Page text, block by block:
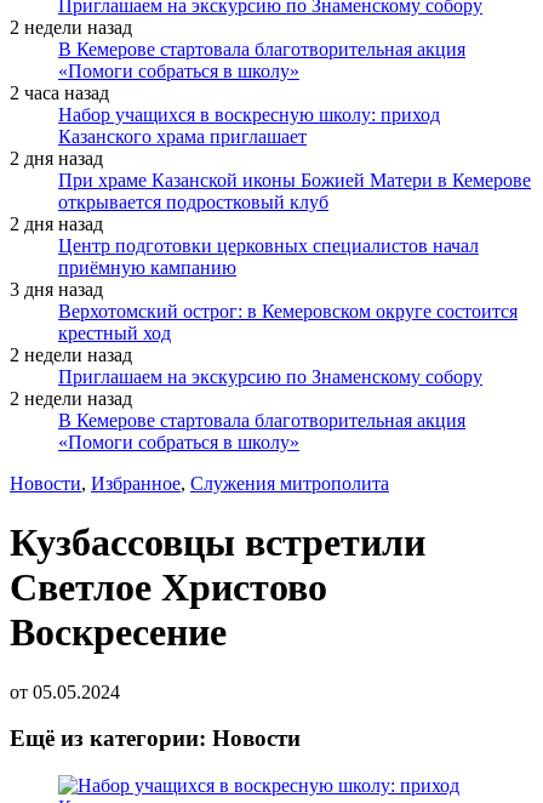
Приглашаем на экскурсию по Знаменскому собору
2 недели назад
В Кемерове стартовала благотворительная акция
«Помоги собраться в школу»
2 часа назад
Набор учащихся в воскресную школу: приход
Казанского храма приглашает
2 дня назад
При храме Казанской иконы Божией Матери в Кемерове
открывается подростковый клуб
2 дня назад
Центр подготовки церковных специалистов начал
приёмную кампанию
3 дня назад
Верхотомский острог: в Кемеровском округе состоится
крестный ход
2 недели назад
Приглашаем на экскурсию по Знаменскому собору
2 недели назад
В Кемерове стартовала благотворительная акция
«Помоги собраться в школу»
Новости, Избранное, Служения митрополита
Кузбассовцы встретили
Светлое Христово
Воскресение
от 05.05.2024
Ещё из категории: Новости